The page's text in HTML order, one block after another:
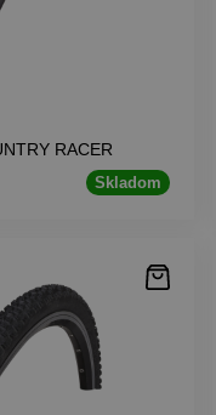
RACER
Skladom